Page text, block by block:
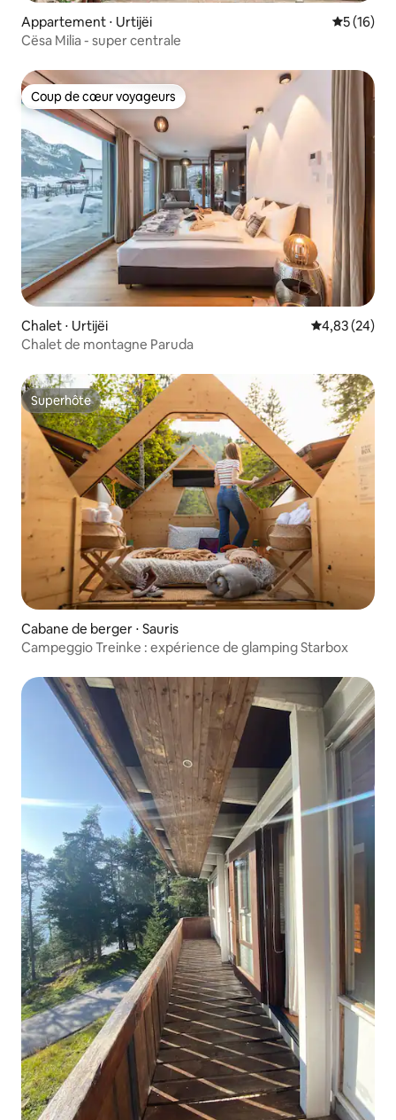
Appartement ⋅ Urtijëi
5 (16)
Cësa Milia - super centrale
Coup de cœur voyageurs
Coup de cœur voyageurs
Chalet ⋅ Urtijëi Évaluation
4,83 (24)
Chalet de montagne Paruda
Superhôte
Superhôte
Cabane de berger ⋅ Sauris
Campeggio Treinke : expérience de glamping Starbox